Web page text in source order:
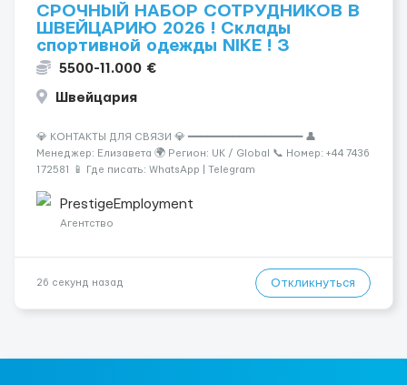
СРОЧНЫЙ НАБОР СОТРУДНИКОВ В
ШВЕЙЦАРИЮ 2026 ! Склады
спортивной одежды NIKE ! З
5500-11.000 €
Швейцария
💎 КОНТАКТЫ ДЛЯ СВЯЗИ 💎 ━━━━━━━━━━━━━━━━━━ 👤
Менеджер: Елизавета 🌍 Регион: UK / Global 📞 Номер: +44 7436
172581 📱 Где писать: WhatsApp | Telegram
мечты! ⭐ ткрыт крупный набор сотрудников на склады одежды
в Швейцарии. 💶 Высокая...
PrestigeEmployment
Агентство
26 секунд назад Откликнуться